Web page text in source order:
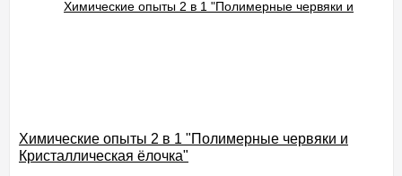
Химические опыты 2 в 1 "Полимерные червяки и
Кристаллическая ёлочка"